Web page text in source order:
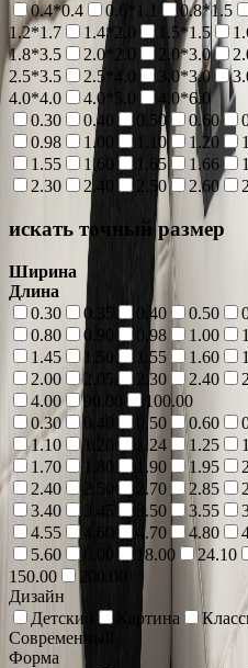
0.4*0.4
0.6*1.1 0.8*1.5
1.2*1.7
1.4*2.0 1.5*1.5
1.8*3.5
2.0*2.0 2.0*3.0
2.5*3.5
2.5*4.0 3.0*3.0
4.0*4.0
4.0*5.0
4.0*6.0
0.30
0.40 0.50 0.60
0.98
1.00 1.10 1.20
1.55
1.60 1.65 1.66
2.30
2.40 2.50 2.60
искать точный размер
Ширина
Длина
0.30
0.35 0.40 0.50
0.80
0.90 0.98 1.00
1.45
1.50 1.55 1.60
2.00
2.05 2.30 2.40
4.00
90.00
100.00
0.30
0.50 0.60
1.10
1.24 1.25
1.70
1.80 1.90 1.95
2.40
2.50 2.70 2.85
3.40
3.45 3.50 3.55
4.55
4.70 4.80
5.60
18.00 24.10
150.00
200.00
Дизайн
Детский
Картина
Современный
Форма